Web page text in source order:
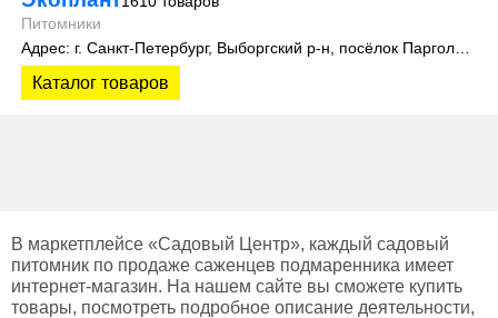
Питомники
Каталог товаров
В маркетплейсе «Садовый Центр», каждый садовый
питомник по продаже саженцев подмаренника имеет
интернет-магазин. На нашем сайте вы сможете купить
товары, посмотреть подробное описание деятельности,